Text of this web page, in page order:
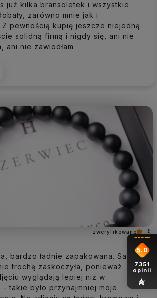
już kilka bransoletek i wszystkie
zarówno mnie jak i
Z pewnością kupię jeszcze niejedną.
solidną firmą i nigdy się, ani nie
ani nie zawiodłam
zweryfikowano
bardzo ładnie zapakowana. Sama
trochę zaskoczyła, ponieważ
wyglądają lepiej niż w
takie było przynajmniej moje
5.0
7351
opinii